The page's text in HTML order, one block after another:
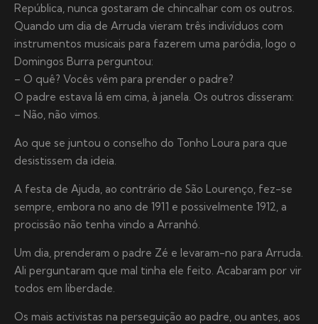
República, nunca gostaram de chincalhar com os outros.
Quando um dia de Arruda vieram três indivíduos com
instrumentos musicais para fazerem uma paródia, logo o
Domingos Burra perguntou:
– O quê? Vocês vêm para prender o padre?
O padre estava lá em cima, à janela. Os outros disseram:
– Não, não vimos.
Ao que se juntou o conselho do Tonho Loura para que
desistissem da ideia.
A festa de Ajuda, ao contrário de São Lourenço, fez-se
sempre, embora no ano de 1911 e possivelmente 1912, a
procissão não tenha vindo a Arranhó.
Um dia, prenderam o padre Zé e levaram-no para Arruda.
Ali perguntaram que mal tinha ele feito. Acabaram por vir
todos em liberdade.
Os mais activistas na perseguição ao padre, ou antes, aos